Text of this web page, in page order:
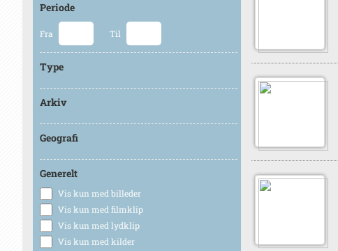
Periode
Fra Til
Type
Arkiv
Geografi
Generelt
Vis kun med billeder
Vis kun med filmklip
Vis kun med lydklip
Vis kun med kilder